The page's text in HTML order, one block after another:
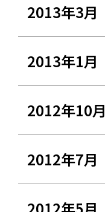
2013年3月
2013年1月
2012年10月
2012年7月